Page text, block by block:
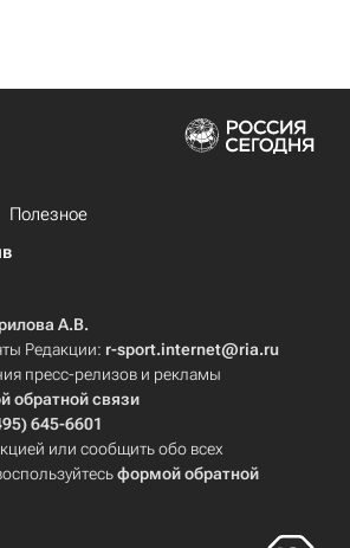
Полезное
А.В.
Редакции: r-sport.internet@ria.ru
пресс-релизов и рекламы
обратной связи
645-6601
или сообщить обо всех
формой обратной